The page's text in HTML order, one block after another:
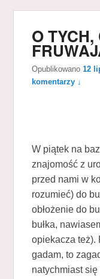
O
Opublikowano12
komentarzy ↓
W piątek na
znajomość z
przed nami w
rozumieć) do
obłożenie do
bułka,
opiekacza też).
gadam, to
natychmiast się